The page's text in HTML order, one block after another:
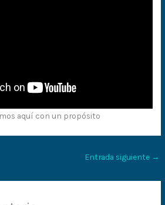
aquí con un propósito
Entrada siguiente →